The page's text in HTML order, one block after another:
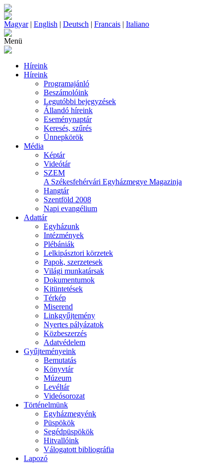
Magyar| English | Deutsch | Francais | Italiano
Menü
Híreink
Híreink
Programajánló
Beszámolóink
Legutóbbi bejegyzések
Állandó híreink
Eseménynaptár
Keresés, szűrés
Ünnepkörök
Média
Képtár
Videótár
SZEM
A Székesfehérvári Egyházmegye Magazinja
Hangtár
Szentföld 2008
Napi evangélium
Adattár
Egyházunk
Intézmények
Plébániák
Lelkipásztori körzetek
Papok, szerzetesek
Világi munkatársak
Dokumentumok
Kitüntetések
Térkép
Miserend
Linkgyűjtemény
Nyertes pályázatok
Közbeszerzés
Adatvédelem
Gyűjteményeink
Bemutatás
Könyvtár
Múzeum
Levéltár
Videósorozat
Történelmünk
Egyházmegyénk
Püspökök
Segédpüspökök
Hitvallóink
Válogatott bibliográfia
Lapozó